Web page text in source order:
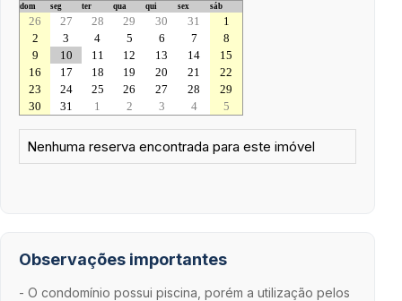
dom seg ter qua qui sex sáb
26 27 28 29 30 31
1
2
3 4 5 6 7
8
9
10 11 12 13 14
15
16
17 18 19 20 21
22
23
24 25 26 27 28
29
30
31 1 2 3 4 5
Nenhuma reserva encontrada para este imóvel
Observações importantes
- O condomínio possui piscina, porém a utilização pelos